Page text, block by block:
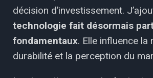
décision d’investissement.
technologie fait désormais
fondamentaux. Elle influence la
durabilité et la perception du